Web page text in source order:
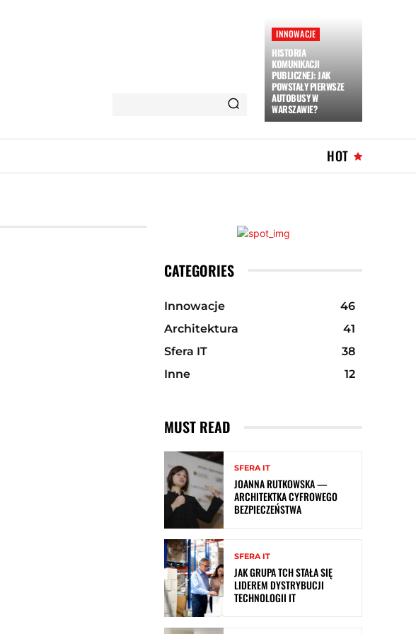
INNOWACJE
HISTORIA
KOMUNIKACJI
PUBLICZNEJ: JAK
POWSTAŁY PIERWSZE
AUTOBUSY W
WARSZAWIE?
HOT
CATEGORIES
Innowacje
46
Architektura
41
Sfera IT
38
Inne
12
MUST READ
SFERA IT
JOANNA RUTKOWSKA —
ARCHITEKTKA CYFROWEGO
BEZPIECZEŃSTWA
SFERA IT
JAK GRUPA TCH STAŁA SIĘ
LIDEREM DYSTRYBUCJI
TECHNOLOGII IT